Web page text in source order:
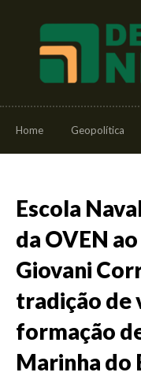
Home Geopolítica
Escola
da OVEN
Giovani
tradição de
formação
Marinha do